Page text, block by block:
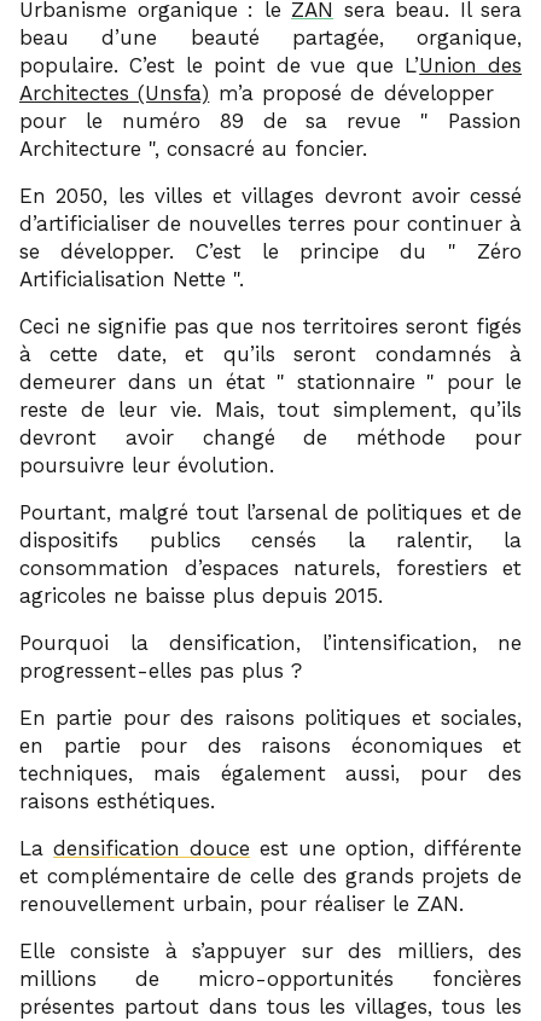
Urbanisme organique : le ZAN sera beau. Il sera
beau d’une beauté partagée, organique,
populaire. C’est le point de vue que L’Union des
Architectes (Unsfa) m’a proposé de développer
pour le numéro 89 de sa revue
Passion
Architecture , consacré au foncier.
En 2050, les villes et villages devront avoir cessé
d’artificialiser de nouvelles terres pour continuer à
se développer. C’est le principe du
Zéro
Artificialisation Nette .
Ceci ne signifie pas que nos territoires seront figés
à cette date, et qu’ils seront condamnés à
demeurer dans un état
stationnaire
pour le
reste de leur vie. Mais, tout simplement, qu’ils
devront avoir changé de méthode pour
poursuivre leur évolution.
Pourtant, malgré tout l’arsenal de politiques et de
dispositifs publics censés la ralentir, la
consommation d’espaces naturels, forestiers et
agricoles ne baisse plus depuis 2015.
Pourquoi la densification, l’intensification, ne
progressent-elles pas plus ?
En partie pour des raisons politiques et sociales,
en partie pour des raisons économiques et
techniques, mais également aussi, pour des
raisons esthétiques.
La densification douce est une option, différente
et complémentaire de celle des grands projets de
renouvellement urbain, pour réaliser le ZAN.
Elle consiste à s’appuyer sur des milliers, des
millions de micro-opportunités foncières
présentes partout dans tous les villages, tous les